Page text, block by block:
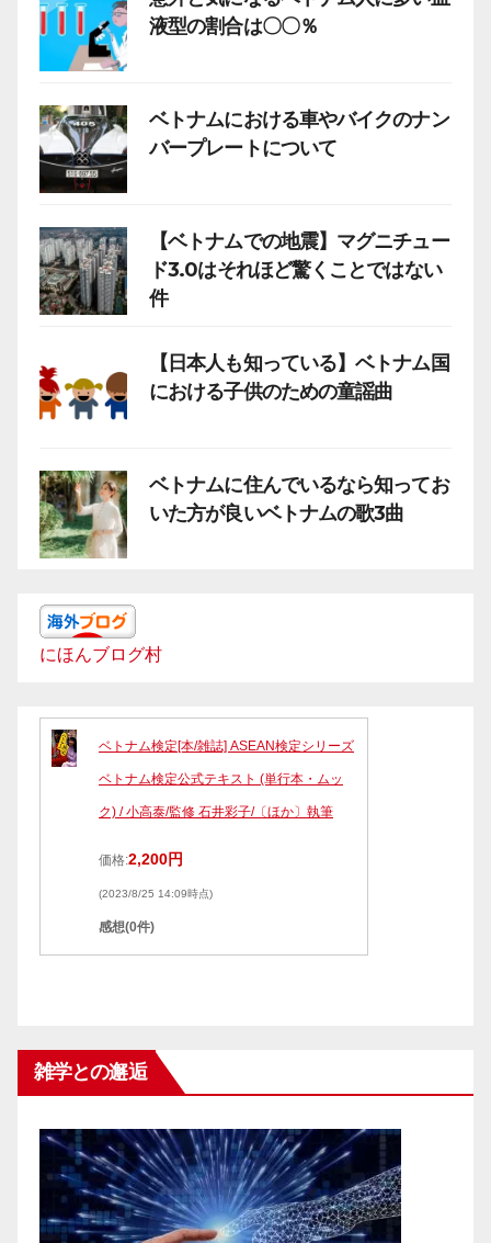
液型の割合は〇〇％
ベトナムにおける車やバイクのナン
バープレートについて
【ベトナムでの地震】マグニチュー
ド3.0はそれほど驚くことではない
件
【日本人も知っている】ベトナム国
における子供のための童謡曲
ベトナムに住んでいるなら知ってお
いた方が良いベトナムの歌3曲
にほんブログ村
ベトナム検定[本/雑誌] ASEAN検定シリーズ
ベトナム検定公式テキスト (単行本・ムッ
ク) / 小高泰/監修 石井彩子/〔ほか〕執筆
価格:2,200円
(2023/8/25 14:09時点)
感想(0件)
雑学との邂逅